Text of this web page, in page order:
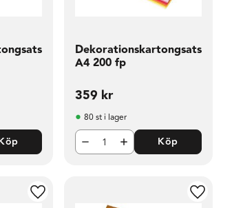
Dekorationskartongsats
A4 200 fp
359 kr
80 st i lager
Köp
Lägg till i favoriter Lägg